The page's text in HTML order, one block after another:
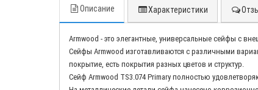
Описание Характеристики
Armwood - это элегантные, универсальные сейфы с
Сейфы Armwood изготавливаются с различными
покрытие, есть покрытия разных цветов и структур.
Сейф Armwood TS3.074 Primary полностью